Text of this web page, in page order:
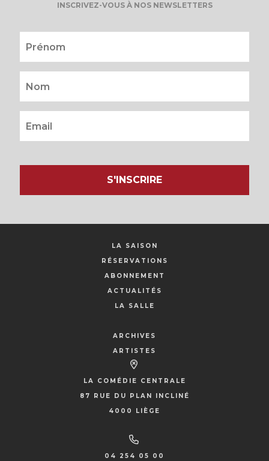
INSCRIVEZ-VOUS À NOS NEWSLETTERS
S'INSCRIRE
LA SAISON
RÉSERVATIONS
ABONNEMENT
ACTUALITÉS
LA SALLE
ARCHIVES
ARTISTES
LA COMÉDIE CENTRALE
87 RUE DU PLAN INCLINÉ
4000 LIÈGE
04 254 05 00